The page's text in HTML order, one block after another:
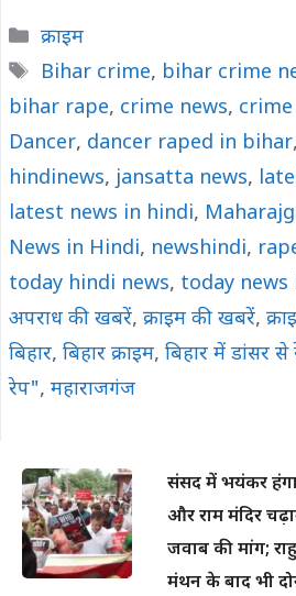
Categories
क्राइम
Tags
Bihar crime, bihar crime
bihar rape, crime news,
Dancer, dancer raped in bihar,
hindinews, jansatta news,
latest news in hindi,
News in Hindi, newshindi,
today hindi news, today news
अपराध की खबरें, क्राइम की खबरें,
बिहार, बिहार क्राइम, बिहार में डांसर से
रेप", महाराजगंज
संसद में भयंकर
और राम मंदिर
जवाब की मांग;
मंथन के बाद भी